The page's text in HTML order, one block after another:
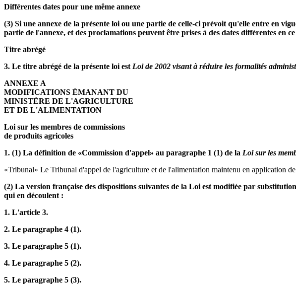
Différentes dates pour une même annexe
(3) Si une annexe de la présente loi ou une partie de celle-ci prévoit qu'elle entre en
partie de l'annexe, et des proclamations peuvent être prises à des dates différentes en
Titre abrégé
3. Le titre abrégé de la présente loi est Loi de 2002 visant à réduire les formalités
ANNEXE A
MODIFICATIONS ÉMANANT DU
MINISTÈRE DE L'AGRICULTURE
ET DE L'ALIMENTATION
Loi sur les membres de commissions
de produits agricoles
1. (1) La définition de «Commission d'appel» au paragraphe 1 (1) de la Loi sur les
«Tribunal» Le Tribunal d'appel de l'agriculture et de l'alimentation maintenu en application
(2) La version française des dispositions suivantes de la Loi est modifiée par
qui en découlent :
1. L'article 3.
2. Le paragraphe 4 (1).
3. Le paragraphe 5 (1).
4. Le paragraphe 5 (2).
5. Le paragraphe 5 (3).